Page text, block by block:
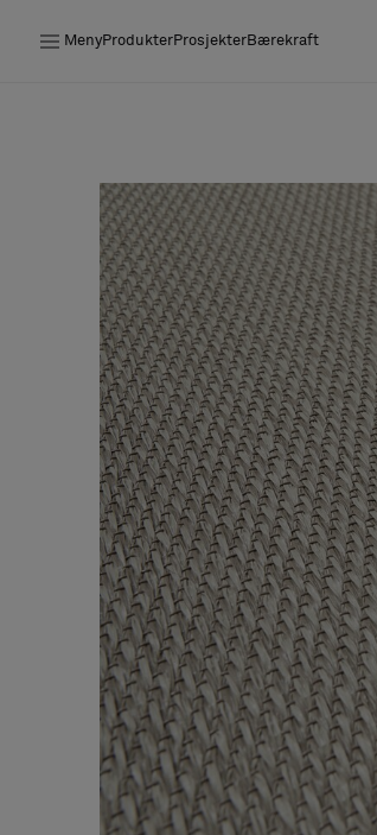
MenyProdukterProsjekterBærekraft
Bærekraft
Installation
Vedlikehold
Samarbeid med designere
Stories
Om oss
Kontakt
Pattern Tile Tool
Image & Material Bank
Velg land